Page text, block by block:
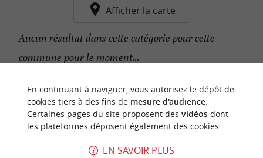
Afficher la carte
Aucun résultat dans cette catégorie pour cette
commune pour le moment...
n
o
t
r
e
c
o
u
p
d
e
c
o
e
u
r
En continuant à naviguer, vous autorisez le dépôt de
cookies tiers à des fins de mesure d'audience.
Certaines pages du site proposent des vidéosdont
les plateformes déposent également des cookies.
EN SAVOIR PLUS